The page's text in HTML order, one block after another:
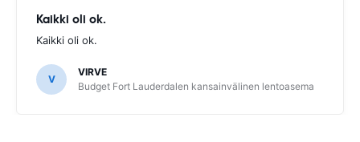
Kaikki oli ok.
Kaikki oli ok.
V
VIRVE
Budget Fort Lauderdalen kansainvälinen lentoasema